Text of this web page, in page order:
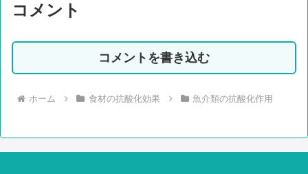
コメント
コメントを書き込む
ホーム 食材の抗酸化効果 魚介類の抗酸化作用